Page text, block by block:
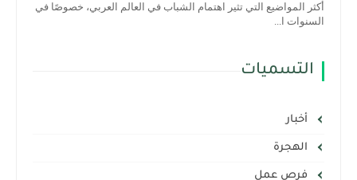
أكثر المواضيع التي تثير اهتمام الشباب في العالم العربي، خصوصًا في
السنوات ا...
التسميات
أخبار
الهجرة
فرص عمل